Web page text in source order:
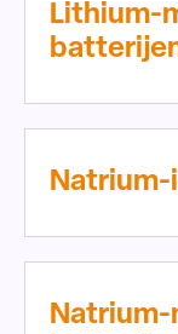
Lithium-